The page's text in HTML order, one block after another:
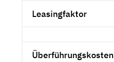
Leasingfaktor
Überführungskosten